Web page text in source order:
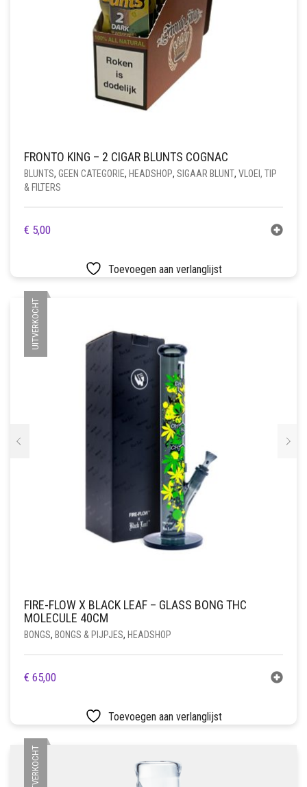
FRONTO KING – 2 CIGAR BLUNTS COGNAC
BLUNTS, GEEN CATEGORIE, HEADSHOP, SIGAAR BLUNT, VLOEI, TIP
& FILTERS
€ 5,00
Toevoegen aan verlanglijst
UITVERKOCHT
FIRE-FLOW X BLACK LEAF – GLASS BONG THC
MOLECULE 40CM
BONGS, BONGS & PIJPJES, HEADSHOP
€ 65,00
Toevoegen aan verlanglijst
UITVERKOCHT